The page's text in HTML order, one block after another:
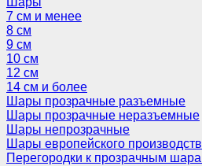
7 см и менее
8 см
9 см
10 см
12 см
14 см и более
Шары прозрачные разъемные
Шары прозрачные неразъемные
Шары непрозрачные
Шары европейского
Перегородки к прозрачным